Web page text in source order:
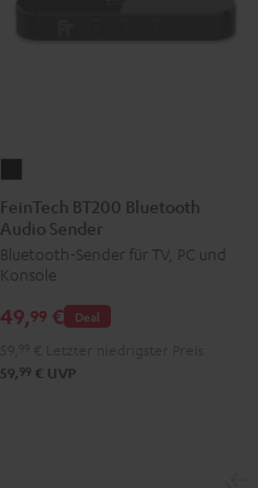
BT200
Bluetooth
Audio
Sender
Schwarz
FeinTech BT200 Bluetooth
Audio Sender
Bluetooth-Sender für TV, PC und
Konsole
Deal
49,99 €
59, 99 € UVP